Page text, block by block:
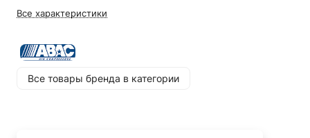
использоваться в различных сферах промышленности,
Автомобильная промышленность;
Все характеристики
Все товары бренда в категории